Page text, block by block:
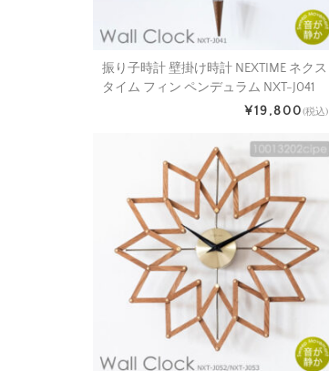
振り子時計 壁掛け時計 NEXTIME ネクス
タイム フィン ペンデュラム NXT-J041
¥19,800(税込)